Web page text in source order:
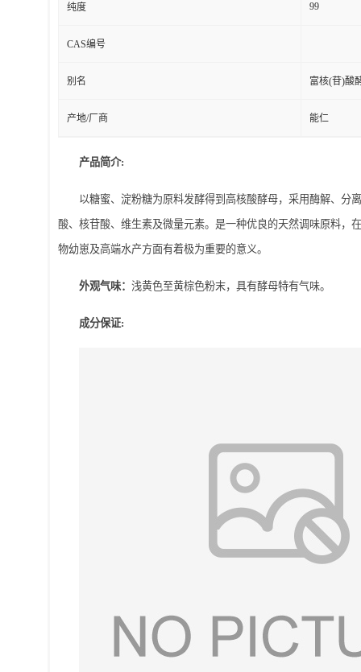
纯度 99
CAS编号
别名 富核(苷)酸
产地/厂商 能仁
产品简介:
以糖蜜、淀粉糖为原料发酵得到高核酸酵母，采用酶解、分
酸、核苷酸、维生素及微量元素。是一种优良的天然调味原料，
物幼崽及高端水产方面有着极为重要的意义。
外观气味：浅黄色至黄棕色粉末，具有酵母特有气味。
成分保证: